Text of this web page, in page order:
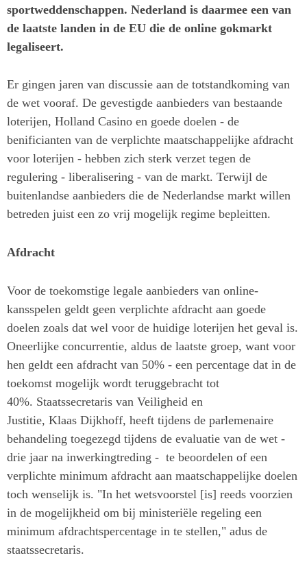
sportweddenschappen. Nederland is daarmee een van
de laatste landen in de EU die de online gokmarkt
legaliseert.
Er gingen jaren van discussie aan de totstandkoming van
de wet vooraf. De gevestigde aanbieders van bestaande
loterijen, Holland Casino en goede doelen - de
benificianten van de verplichte maatschappelijke afdracht
voor loterijen - hebben zich sterk verzet tegen de
regulering - liberalisering - van de markt. Terwijl de
buitenlandse aanbieders die de Nederlandse markt willen
betreden juist een zo vrij mogelijk regime bepleitten.
Afdracht
Voor de toekomstige legale aanbieders van online-
kansspelen geldt geen verplichte afdracht aan goede
doelen zoals dat wel voor de huidige loterijen het geval is.
Oneerlijke concurrentie, aldus de laatste groep, want voor
hen geldt een afdracht van 50% - een percentage dat in de
toekomst mogelijk wordt teruggebracht tot
40%. Staatssecretaris van Veiligheid en
Justitie, Klaas Dijkhoff, heeft tijdens de parlemenaire
behandeling toegezegd tijdens de evaluatie van de wet -
drie jaar na inwerkingtreding - te beoordelen of een
verplichte minimum afdracht aan maatschappelijke doelen
toch wenselijk is. "In het wetsvoorstel [is] reeds voorzien
in de mogelijkheid om bij ministeriële regeling een
minimum afdrachtspercentage in te stellen," adus de
staatssecretaris.